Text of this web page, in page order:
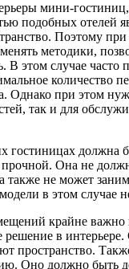
мини-
подобных отелей
Поэтому при
методики,
В этом случае часто
количество
Однако при этом
так и для
гостиницах должна
Она не
также не может
в этом случае
крайне важно
решение в
пространство.
Оно должно быть